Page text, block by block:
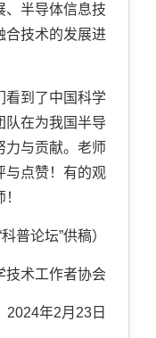
、半导体信息技
合技术的发展进
看到了中国科学
队在为我国半导
力与贡献。老师
与点赞！有的观
“科普论坛”供稿）
技术工作者协会
2024年2月 23 日